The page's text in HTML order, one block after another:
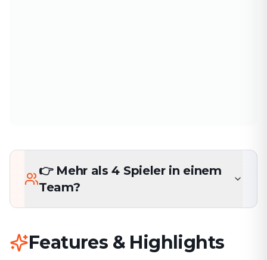
👉 Mehr als 4 Spieler in einem
Team?
Features & Highlights